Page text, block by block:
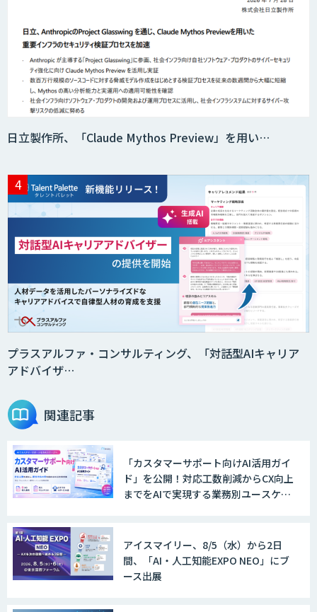
日立製作所、「Claude Mythos Preview」を用い…
プラスアルファ・コンサルティング、「対話型AIキャリア
アドバイザ…
関連記事
「カスタマーサポート向けAI活用ガイ
ド」を公開！対応工数削減からCX向上
までをAIで実現する業務別ユースケー
アイスマイリー、8/5（水）から2日
間、「AI・人工知能EXPO NEO」にブ
ース出展